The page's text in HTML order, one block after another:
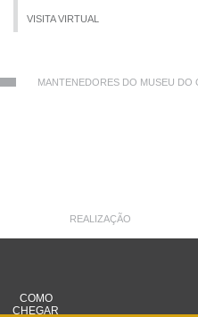
VISITA VIRTUAL
MANTENEDORES DO MUSEU DO
REALIZAÇÃO
COMO
CHEGAR